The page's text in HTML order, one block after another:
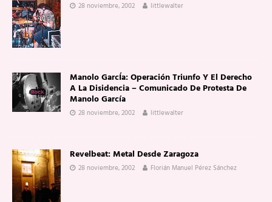
28 noviembre, 2002 littlewalter
Manolo GarcÍa: Operación Triunfo Y El Derecho
A La Disidencia – Comunicado De Protesta De
Manolo García
28 noviembre, 2002 littlewalter
Revelbeat: Metal Desde Zaragoza
28 noviembre, 2002 Florián Manuel Pérez Sánchez